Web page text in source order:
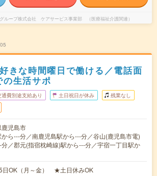
ループ株式会社 ケアサービス事業部 （医療福祉介護関連）
きな時間曜日で働ける／電話面
生活サポ
通費別途支給あり 土日祝日が休み 残業なし
鹿児島市
から---分／南鹿児島駅から---分／谷山(鹿児島市電)
／郡元(指宿枕崎線)駅から---分／宇宿一丁目駅か
日OK（月～金） ★土日休みOK